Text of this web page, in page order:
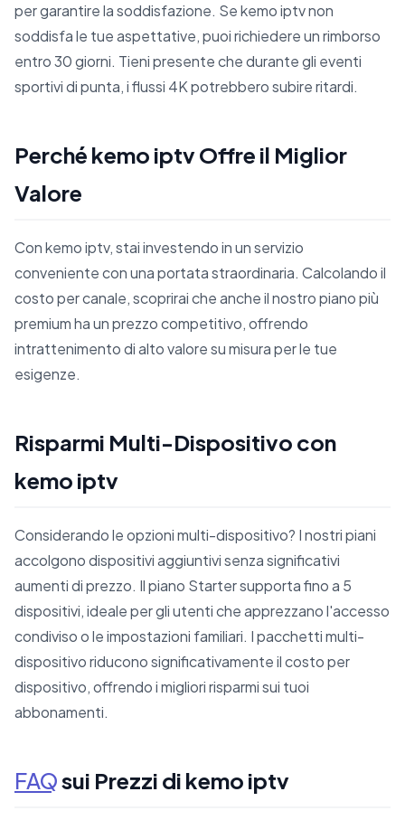
per garantire la soddisfazione. Se kemo iptv non
soddisfa le tue aspettative, puoi richiedere un rimborso
entro 30 giorni. Tieni presente che durante gli eventi
sportivi di punta, i flussi 4K potrebbero subire ritardi.
Perché kemo iptv Offre il Miglior
Valore
Con kemo iptv, stai investendo in un servizio
conveniente con una portata straordinaria. Calcolando il
costo per canale, scoprirai che anche il nostro piano più
premium ha un prezzo competitivo, offrendo
intrattenimento di alto valore su misura per le tue
esigenze.
Risparmi Multi-Dispositivo con
kemo iptv
Considerando le opzioni multi-dispositivo? I nostri piani
accolgono dispositivi aggiuntivi senza significativi
aumenti di prezzo. Il piano Starter supporta fino a 5
dispositivi, ideale per gli utenti che apprezzano l'accesso
condiviso o le impostazioni familiari. I pacchetti multi-
dispositivo riducono significativamente il costo per
dispositivo, offrendo i migliori risparmi sui tuoi
abbonamenti.
FAQsui Prezzi di kemo iptv